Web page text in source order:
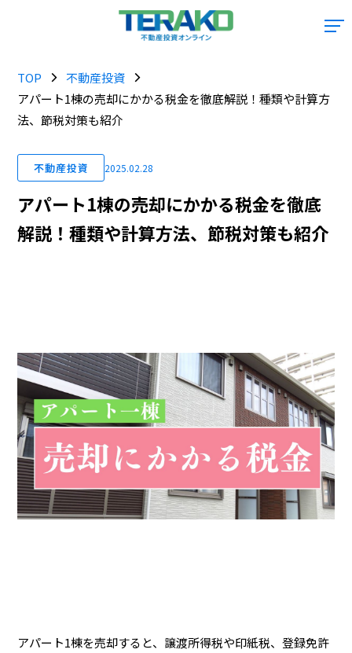
TOP
不動産投資
アパート1棟の売却にかかる税金を徹底解説！種類や計算方
法、節税対策も紹介
不動産投資 2025.02.28
アパート1棟の売却にかかる税金を徹底
解説！種類や計算方法、節税対策も紹介
アパート1棟を売却すると、譲渡所得税や印紙税、登録免許